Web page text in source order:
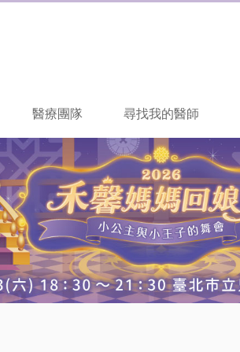
醫療團隊 尋找我的醫師